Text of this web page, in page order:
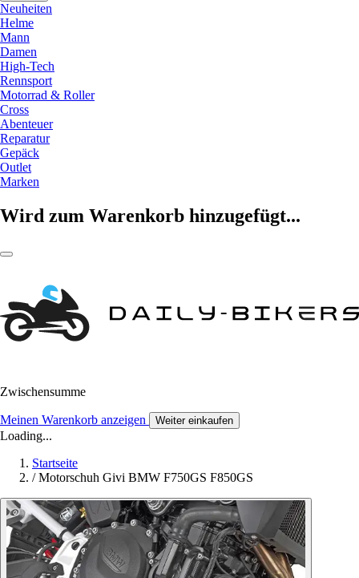
Neuheiten
Helme
Mann
Damen
High-Tech
Rennsport
Motorrad & Roller
Cross
Abenteuer
Reparatur
Gepäck
Outlet
Marken
Wird zum Warenkorb hinzugefügt...
Zwischensumme
Meinen Warenkorb anzeigen Weiter einkaufen
Loading...
Startseite
/ Motorschuh Givi BMW F750GS F850GS